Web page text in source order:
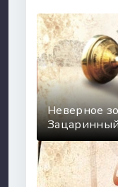
Неверное